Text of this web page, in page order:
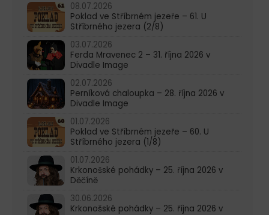
08.07.2026
Poklad ve Stříbrném jezeře – 61. U
Stříbrného jezera (2/8)
03.07.2026
Ferda Mravenec 2 – 31. října 2026 v
Divadle Image
02.07.2026
Perníková chaloupka – 28. října 2026 v
Divadle Image
01.07.2026
Poklad ve Stříbrném jezeře – 60. U
Stříbrného jezera (1/8)
01.07.2026
Krkonošské pohádky – 25. října 2026 v
Děčíně
30.06.2026
Krkonošské pohádky – 25. října 2026 v